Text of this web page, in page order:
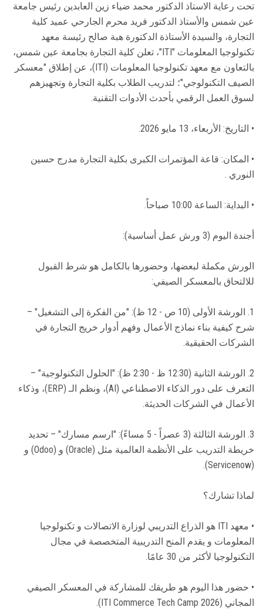
سجل الان
تحت رعاية الاستاذ الدكتور محمد ضياء زين العابدين رئيس جامعة
عين شمس والأستاذ الدكتور فريد محرم الجارحي عميد كلية
التجارة، والسيدة الأستاذة الدكتورة هبة صالح رئيسة معهد
تكنولوجيا المعلومات "ITI"، تعلن كلية التجارة بجامعة عين شمس،
بالتعاون مع معهد تكنولوجيا المعلومات (ITI)، عن إطلاق "معسكر
الصيف التكنولوجي"؛ لتدريب الطلاب بكلية التجارة وتجهيزهم
لسوق العمل الرقمي بأحدث الأدوات التقنية.
• التاريخ: الأربعاء، 13 مايو 2026.
• المكان: قاعة المؤتمرات الكبرى بكلية التجارة مدرج حسين
النوري .
• البداية: الساعة 10:00 صباحاً.
أجندة اليوم (3 ورش عمل أساسية):
الورش مكملة لبعضها، وحضورها بالكامل هو شرط القبول
للالتحاق بالمعسكر الصيفي:
1. الورشة الأولى (10 ص - 12 ظ): "من الفكرة إلى التشغيل" –
شرح كيفية بناء نماذج الأعمال وفهم أدوار خريج التجارة في
الشركات الحقيقية.
2. الورشة الثانية (12:30 ظ - 2:30 ظ): "الحلول التكنولوجية" –
التعرف على دور الذكاء الاصطناعي (AI)، ونظم الـ (ERP)، وذكاء
الأعمال في الشركات الحديثة.
3. الورشة الثالثة (3 عصراً - 5 مساءً): "ارسم مسارك" – تحديد
خريطة التدريب على الأنظمة العالمية مثل (Oracle) و (Odoo) و
(Servicenow).
لماذا تشارك؟
• معهد ITI هو الذراع التدريبي لوزارة الاتصالات و تكنولوجيا
المعلومات و يقدم المنح التدريبية المتخصصة في مجال
التكنولوجيا لأكثر من 30 عامًا.
• حضور هذا اليوم هو طريقك للمشاركة في المعسكر الصيفي
المجاني (ITI Commerce Tech Camp 2026).